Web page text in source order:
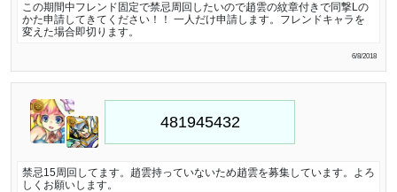
この期間中フレンド固定で禁忌周回したいので趙雲の紋章付きで同撃Lの
かた申請してきてください！！ 一人だけ申請します。フレンドキャラを
変えた場合即切ります。
6/8/2018
禁忌15周回してます。趙雲持っていないため趙雲を募集しています。よろ
しくお願いします。